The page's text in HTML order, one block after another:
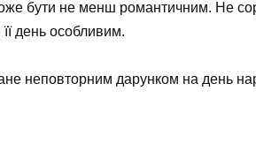
бути не менш романтичним. Не
день особливим.
неповторним дарунком на день